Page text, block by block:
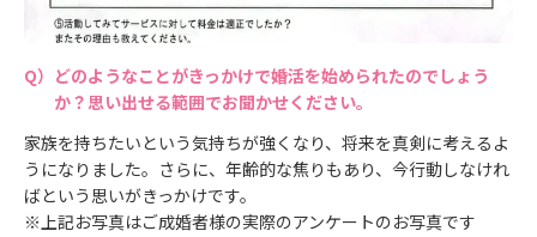
どのようなことがきっかけで婚活を始められたのでしょう
か？思い出せる範囲でお聞かせください。
家族を持ちたいという気持ちが強くなり、将来を真剣に考えるよ
うになりました。さらに、年齢的な焦りもあり、今行動しなけれ
ばという思いがきっかけです。
※上記お写真はご成婚者様の実際のアンケートのお写真です